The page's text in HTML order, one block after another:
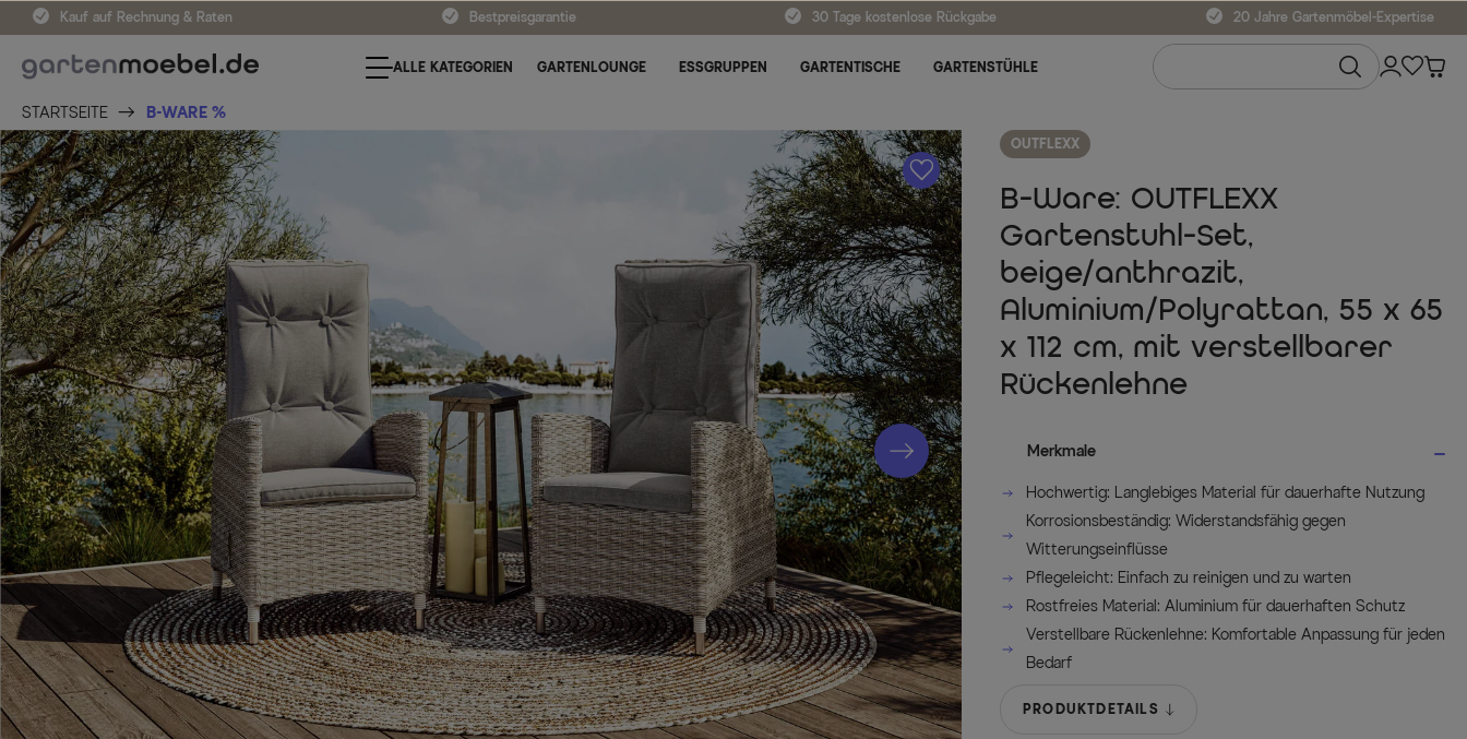
Kauf auf Rechnung & Raten Bestpreisgarantie 30 Tage kostenlose Rückgabe 20 Jahre Gartenmöbel-Expertise
ALLE KATEGORIEN GARTENLOUNGE ESSGRUPPEN GARTENTISCHE GARTENSTÜHLE
STARTSEITE B-WARE %
A
OUTFLEXX
B-Ware: OUTFLEXX
Gartenstuhl-Set,
beige/anthrazit,
Aluminium/Polyrattan, 55 x 65
x 112 cm, mit verstellbarer
Rückenlehne
Merkmale
Hochwertig: Langlebiges Material für dauerhafte Nutzung
Korrosionsbeständig: Widerstandsfähig gegen
Witterungseinflüsse
Pflegeleicht: Einfach zu reinigen und zu warten
Rostfreies Material: Aluminium für dauerhaften Schutz
Verstellbare Rückenlehne: Komfortable Anpassung für jeden
Bedarf
PRODUKTDETAILS